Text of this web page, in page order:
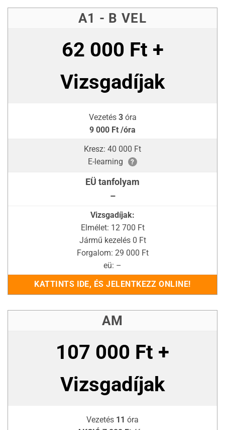
A1 - B VEL
62 000 Ft +
Vizsgadíjak
Vezetés 3óra
9 000 Ft /óra
Kresz: 40 000 Ft
E-learning
?
EÜ tanfolyam
–
Vizsgadíjak:
Elmélet: 12 700 Ft
Jármű kezelés 0 Ft
Forgalom: 29 000 Ft
eü: –
KATTINTS IDE, ÉS JELENTKEZZ ONLINE!
AM
107 000 Ft +
Vizsgadíjak
Vezetés 11 óra